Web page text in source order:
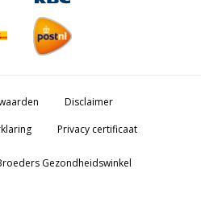
Disclaimer
Privacy certificaat
Gezondheidswinkel